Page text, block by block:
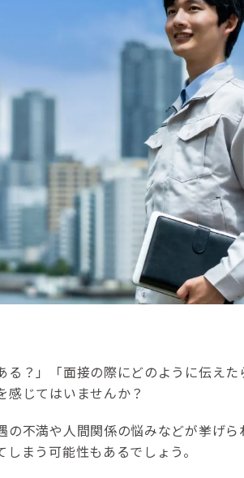
る？」「面接の際にどのように伝え
じてはいませんか？
不満や人間関係の悩みなどが挙げ
まう可能性もあるでしょう。